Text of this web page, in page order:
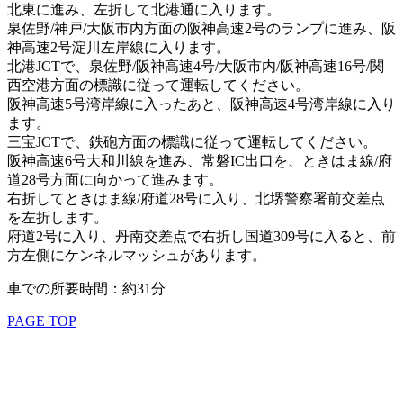
北東に進み、左折して北港通に入ります。
泉佐野/神戸/大阪市内方面の阪神高速2号のランプに進み、阪
神高速2号淀川左岸線に入ります。
北港JCTで、泉佐野/阪神高速4号/大阪市内/阪神高速16号/関
西空港方面の標識に従って運転してください。
阪神高速5号湾岸線に入ったあと、阪神高速4号湾岸線に入り
ます。
三宝JCTで、鉄砲方面の標識に従って運転してください。
阪神高速6号大和川線を進み、常磐IC出口を、ときはま線/府
道28号方面に向かって進みます。
右折してときはま線/府道28号に入り、北堺警察署前交差点
を左折します。
府道2号に入り、丹南交差点で右折し国道309号に入ると、前
方左側にケンネルマッシュがあります。
車での所要時間：約31分
PAGE TOP